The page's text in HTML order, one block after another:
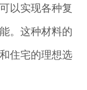
以实现各种复
。这种材料的
住宅的理想选